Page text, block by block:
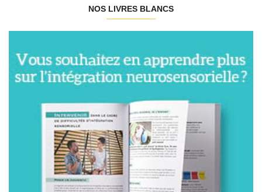
NOS LIVRES BLANCS